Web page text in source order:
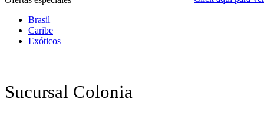
Brasil
Caribe
Exóticos
Sucursal Colonia